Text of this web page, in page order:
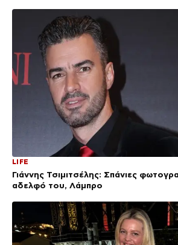
LIFE
Γιάννης Τσιμιτσέλης: Σπάνιες
αδελφό του, Λάμπρο